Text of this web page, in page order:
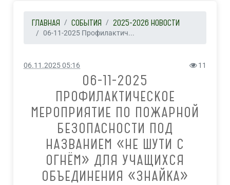
ГЛАВНАЯ СОБЫТИЯ 2025-2026 НОВОСТИ
06-11-2025 Профилактич...
06.11.2025 05:16 11
06-11-2025
ПРОФИЛАКТИЧЕСКОЕ
МЕРОПРИЯТИЕ ПО ПОЖАРНОЙ
БЕЗОПАСНОСТИ ПОД
НАЗВАНИЕМ «НЕ ШУТИ С
ОГНЁМ» ДЛЯ УЧАЩИХСЯ
ОБЪЕДИНЕНИЯ «ЗНАЙКА»